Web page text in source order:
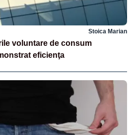
Stoica Marian
voluntare de consum
eficienţa